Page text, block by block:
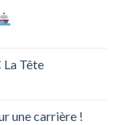
La Tête
une carrière !